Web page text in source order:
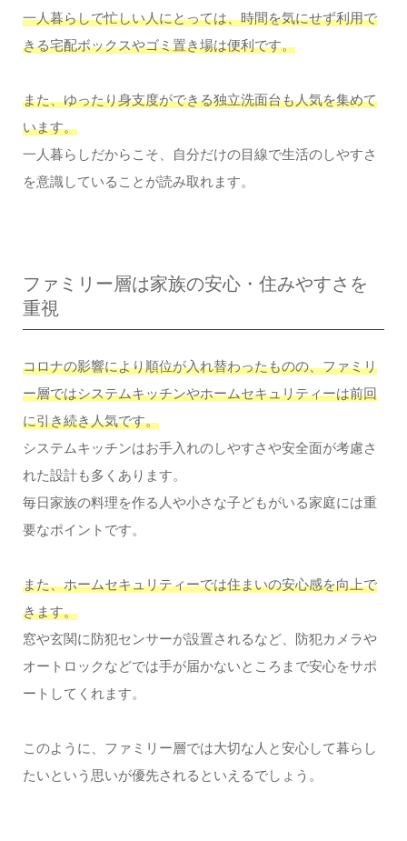
一人暮らしで忙しい人にとっては、時間を気にせず利用で
きる宅配ボックスやゴミ置き場は便利です。
また、ゆったり身支度ができる独立洗面台も人気を集めて
います。
一人暮らしだからこそ、自分だけの目線で生活のしやすさ
を意識していることが読み取れます。
ファミリー層は家族の安心・住みやすさを
重視
コロナの影響により順位が入れ替わったものの、ファミリ
ー層ではシステムキッチンやホームセキュリティーは前回
に引き続き人気です。
システムキッチンはお手入れのしやすさや安全面が考慮さ
れた設計も多くあります。
毎日家族の料理を作る人や小さな子どもがいる家庭には重
要なポイントです。
また、ホームセキュリティーでは住まいの安心感を向上で
きます。
窓や玄関に防犯センサーが設置されるなど、防犯カメラや
オートロックなどでは手が届かないところまで安心をサポ
ートしてくれます。
このように、ファミリー層では大切な人と安心して暮らし
たいという思いが優先されるといえるでしょう。